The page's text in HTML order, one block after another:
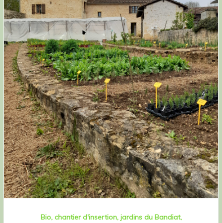
Bio chantier d'insertion jardins du Bandiat